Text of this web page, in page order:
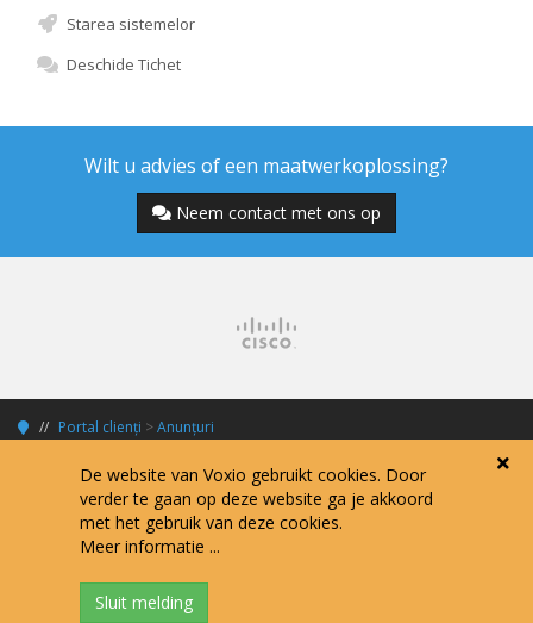
Starea sistemelor
Deschide Tichet
Wilt u advies of een maatwerkoplossing?
Neem contact met ons op
Portal clienți >Anunțuri
Copyright © 2026 Voxio Internet Services.
Algemene voorwaarden
Privacy policy
De website van Voxio gebruikt cookies. Door
verder te gaan op deze website ga je akkoord
met het gebruik van deze cookies.
Meer informatie ...